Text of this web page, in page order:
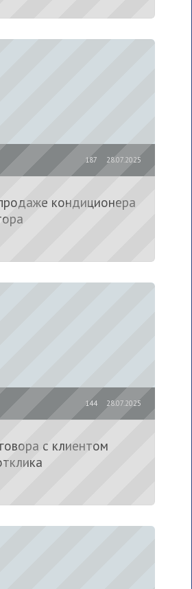
28.07.2025
187
кондиционера
28.07.2025
144
с клиентом